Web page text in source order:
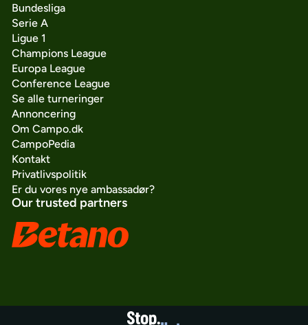
Bundesliga
Serie A
Ligue 1
Champions League
Europa League
Conference League
Se alle turneringer
Annoncering
Om Campo.dk
CampoPedia
Kontakt
Privatlivspolitik
Er du vores nye ambassadør?
Our trusted partners